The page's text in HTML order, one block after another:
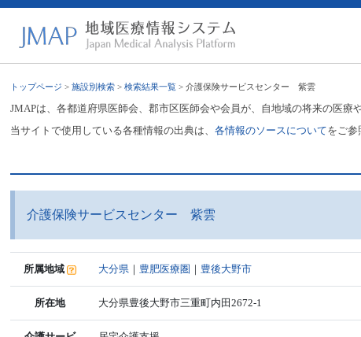
トップページ >施設別検索 >検索結果一覧 > 介護保険サービスセンター 紫雲
JMAPは、各都道府県医師会、郡市区医師会や会員が、自地域の将来の医
当サイトで使用している各種情報の出典は、各情報のソースについてをご参
介護保険サービスセンター 紫雲
所属地域 大分県 ｜ 豊肥医療圏 ｜ 豊後大野市
所在地 大分県豊後大野市三重町内田2672-1